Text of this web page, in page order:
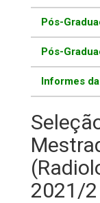
Pós-
Pós-
Informes
2021/2